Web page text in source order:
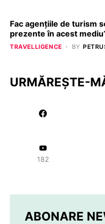
Fac agențiile de turism
prezente în acest
TRAVELLIGENCE BY
URMĂREȘTE-
182
ABONARE